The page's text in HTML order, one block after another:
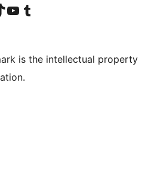
Instagram
LinkedIn
account TikTok
Visita il nostro canale YouTube
Visita il nostro account Tumblr
is the intellectual property